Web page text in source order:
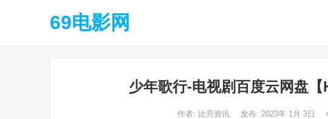
69电影网
少年歌行-电视剧百度云网盘
作者: 比亮资讯 发布: 2023年 1月 3日